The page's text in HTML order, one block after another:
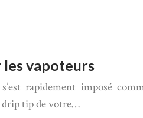
les vapoteurs
rapidement imposé
drip tip de votre…